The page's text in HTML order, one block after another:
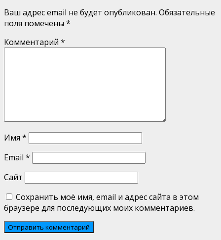
Ваш адрес email не будет опубликован. Обязательные
поля помечены *
Комментарий *
Имя *
Email *
Сайт
Сохранить моё имя, email и адрес сайта в этом
браузере для последующих моих комментариев.